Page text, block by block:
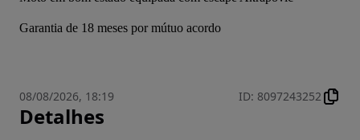
Garantia de 18 meses por mútuo acordo
08/08/2026, 18:19 ID: 8097243252
Detalhes